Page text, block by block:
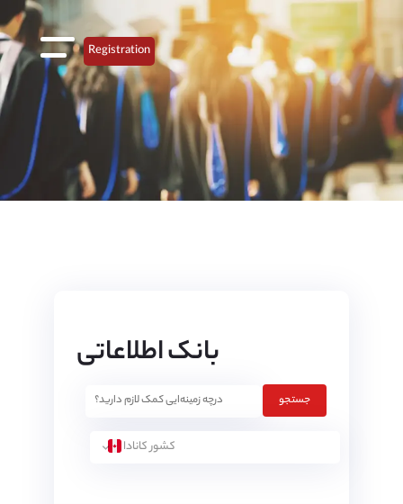
Registration
بانک اطلاعاتی
جستجو
کشور کانادا